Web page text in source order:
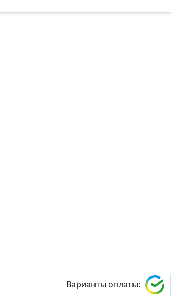
Варианты оплаты: